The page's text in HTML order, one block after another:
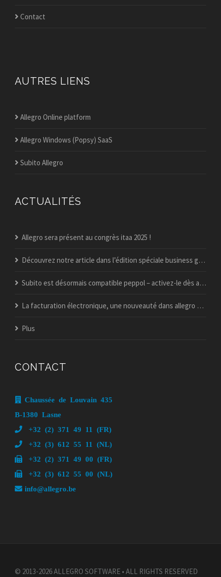
Contact
AUTRES LIENS
Allegro Online platform
Allegro Windows (Popsy) SaaS
Subito Allegro
ACTUALITÉS
Allegro sera présent au congrès itaa 2025 !
Découvrez notre article dans l’édition spéciale business guide du vif !
Subito est désormais compatible peppol – activez-le dès aujourd’hui
La facturation électronique, une nouveauté dans allegro popsy ?
Plus
CONTACT
Chaussée de Louvain 435
B-1380 Lasne
+32 (2) 371 49 11 (FR)
+32 (3) 612 55 11 (NL)
+32 (2) 371 49 00 (FR)
+32 (3) 612 55 00 (NL)
info@allegro.be
© 2013-2026 ALLEGRO SOFTWARE • ALL RIGHTS RESERVED